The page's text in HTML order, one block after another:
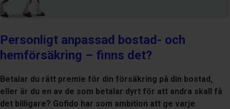
Personligt anpassad bostad- och
hemförsäkring – finns det?
Betalar du rätt premie för din försäkring på din bostad,
eller är du en av de som betalar dyrt för att andra skall få
det billigare? Gofido har som ambition att ge varje